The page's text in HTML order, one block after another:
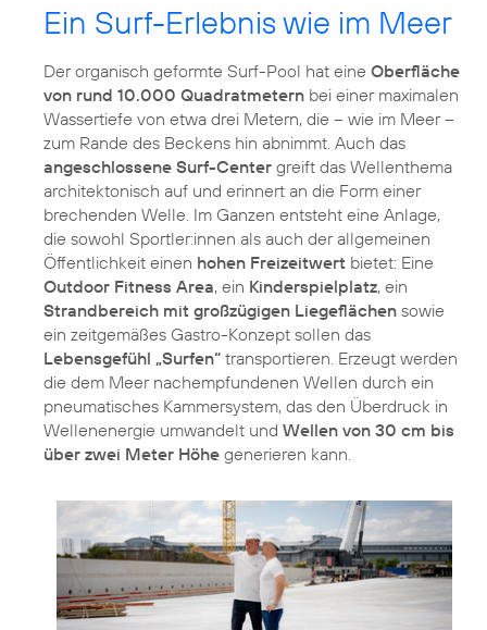
Ein Surf-Erlebnis wie im Meer
Der organisch geformte Surf-Pool hat eine Oberfläche
von rund 10.000 Quadratmetern bei einer maximalen
Wassertiefe von etwa drei Metern, die – wie im Meer –
zum Rande des Beckens hin abnimmt. Auch das
angeschlossene Surf-Center greift das Wellenthema
architektonisch auf und erinnert an die Form einer
brechenden Welle. Im Ganzen entsteht eine Anlage,
die sowohl Sportler:innen als auch der allgemeinen
Öffentlichkeit einen hohen Freizeitwert bietet: Eine
Outdoor Fitness Area, ein Kinderspielplatz, ein
Strandbereich mit großzügigen Liegeflächen sowie
ein zeitgemäßes Gastro-Konzept sollen das
Lebensgefühl „Surfen“ transportieren. Erzeugt werden
die dem Meer nachempfundenen Wellen durch ein
pneumatisches Kammersystem, das den Überdruck in
Wellenenergie umwandelt und Wellen von 30 cm bis
über zwei Meter Höhe generieren kann.